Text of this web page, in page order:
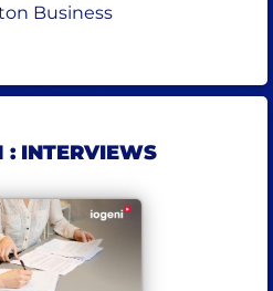
Business
: INTERVIEWS